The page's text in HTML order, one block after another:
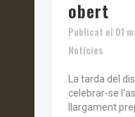
obert
Publicat el 01
Notícies
La tarda del
celebrar-se
llargament